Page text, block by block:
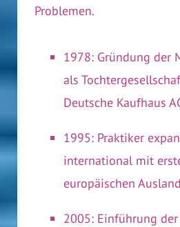
Problemen.
1978: Gründung der
als
Deutsche Kaufhaus
1995: Praktiker
international mit
europäischen
2005: Einführung